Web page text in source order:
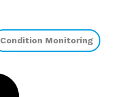
Condition Monitoring